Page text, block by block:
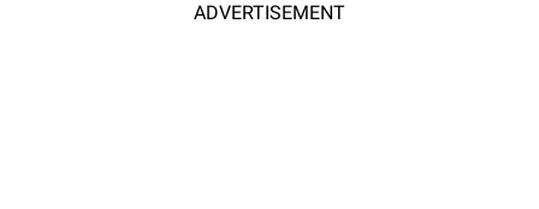
ADVERTISEMENT